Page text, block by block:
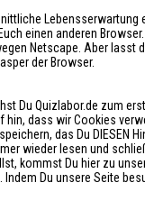
Lebensserwartung
einen anderen
Netscape. Aber lasst
der Browser.
Du Quizlabor.de zum
hin, dass wir Cookies
das Du DIESEN
wieder lesen und
kommst Du hier zu
. Indem Du unsere Seite